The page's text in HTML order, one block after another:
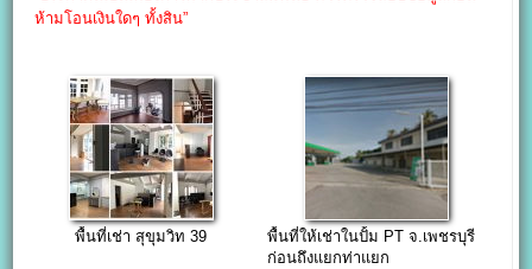
ห้ามโอนเงินใดๆ ทั้งสิน”
พื้นที่เช่า สุขุมวิท 39
พื้นที่ให้เช่าในปั้ม PT จ.เพชรบุรี
ก่อนถึงแยกท่าแยก